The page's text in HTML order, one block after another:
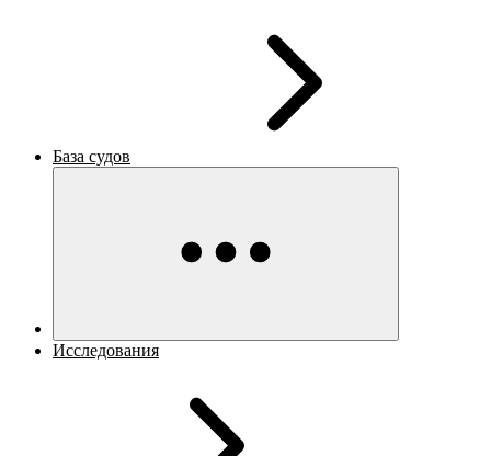
База судов
Исследования